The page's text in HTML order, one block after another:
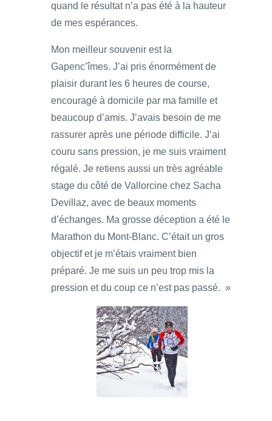
quand le résultat n’a pas été à la hauteur
de mes espérances.
Mon meilleur souvenir est la
Gapenc’îmes. J’ai pris énormément de
plaisir durant les 6 heures de course,
encouragé à domicile par ma famille et
beaucoup d’amis. J’avais besoin de me
rassurer après une période difficile. J’ai
couru sans pression, je me suis vraiment
régalé. Je retiens aussi un très agréable
stage du côté de Vallorcine chez Sacha
Devillaz, avec de beaux moments
d’échanges. Ma grosse déception a été le
Marathon du Mont-Blanc. C’était un gros
objectif et je m’étais vraiment bien
préparé. Je me suis un peu trop mis la
pression et du coup ce n’est pas passé. »